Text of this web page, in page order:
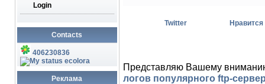
Login
Contacts
406230836
ecolora
Реклама
Twitter Нравится
Представляю Вашему
логов популярного ftp-